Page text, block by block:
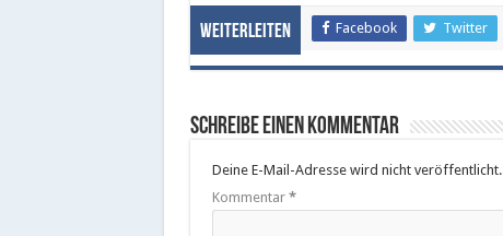
Weiterleiten Facebook Twitter
Schreibe einen Kommentar
Deine E-Mail-Adresse wird nicht veröffentlicht.
Kommentar *